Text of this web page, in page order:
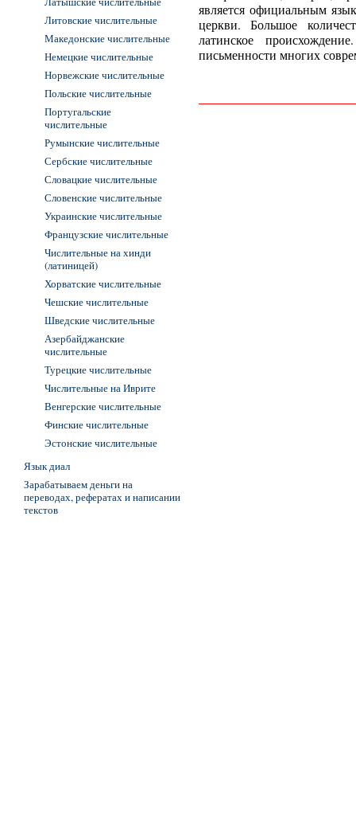
является официальным
церкви. Большое
латинское
письменности многих
Литовские числительные
Македонские числительные
Немецкие числительные
Норвежские числительные
Польские числительные
Португальские
числительные
Румынские числительные
Сербские числительные
Словацкие числительные
Словенские числительные
Украинские числительные
Французские числительные
Числительные на хинди
(латиницей)
Хорватские числительные
Чешские числительные
Шведские числительные
Азербайджанские
числительные
Турецкие числительные
Числительные на Иврите
Венгерские числительные
Финские числительные
Эстонские числительные
Язык диал
Зарабатываем деньги на
переводах, рефератах и написании
текстов